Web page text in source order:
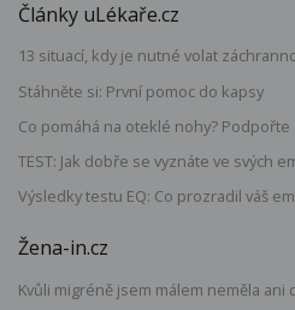
Články uLékaře.cz
13 situací, kdy je nutné volat
Stáhněte si: První pomoc do kapsy
Co pomáhá na oteklé nohy?
TEST: Jak dobře se vyznáte ve svých
Výsledky testu EQ: Co prozradil váš
Žena-in.cz
Kvůli migréně jsem málem neměla ani